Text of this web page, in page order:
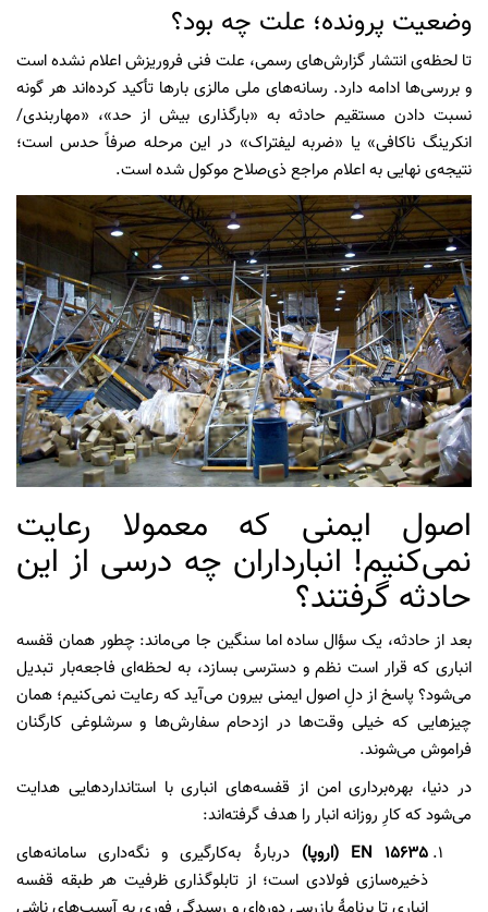
وضعیت پرونده؛ علت چه بود؟
تا لحظه‌ی انتشار گزارش‌های رسمی، علت فنی فروریزش اعلام نشده است
و بررسی‌ها ادامه دارد. رسانه‌های ملی مالزی بارها تأکید کرده‌اند هر گونه
نسبت دادن مستقیم حادثه به «بارگذاری بیش از حد»، «مهاربندی/
انکرینگ ناکافی» یا «ضربه لیفتراک» در این مرحله صرفاً حدس است؛
نتیجه‌ی نهایی به اعلام مراجع ذی‌صلاح موکول شده است.
اصول ایمنی که معمولا رعایت
نمی‌کنیم! انبارداران چه درسی از این
حادثه گرفتند؟
بعد از حادثه، یک سؤال ساده اما سنگین جا می‌ماند: چطور همان قفسه
انباری که قرار است نظم و دسترسی بسازد، به لحظه‌ای فاجعه‌بار تبدیل
می‌شود؟ پاسخ از دلِ اصول ایمنی بیرون می‌آید که رعایت نمی‌کنیم؛ همان
چیزهایی که خیلی وقت‌ها در ازدحام سفارش‌ها و سرشلوغی کارگنان
فراموش می‌شوند.
در دنیا، بهره‌برداری امن از قفسه‌های انباری با استانداردهایی هدایت
می‌شود که کارِ روزانه انبار را هدف گرفته‌اند:
EN 15635 (اروپا)
دربارهٔ به‌کارگیری و نگه‌داری سامانه‌های
ذخیره‌سازی فولادی است؛ از تابلوگذاری ظرفیت هر طبقه قفسه